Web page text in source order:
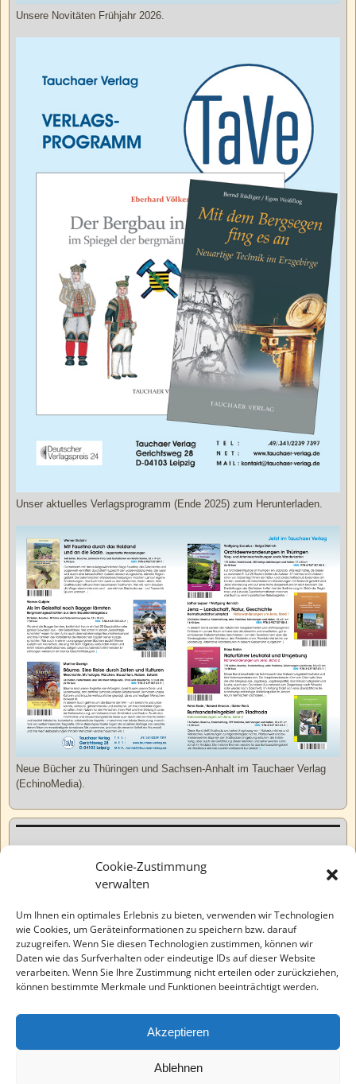
Cookie-Zustimmung
verwalten
Um Ihnen ein optimales Erlebnis zu bieten, verwenden wir Technologien
wie Cookies, um Geräteinformationen zu speichern bzw. darauf
zuzugreifen. Wenn Sie diesen Technologien zustimmen, können wir
Daten wie das Surfverhalten oder eindeutige IDs auf dieser Website
verarbeiten. Wenn Sie Ihre Zustimmung nicht erteilen oder zurückziehen,
können bestimmte Merkmale und Funktionen beeinträchtigt werden.
Akzeptieren
Ablehnen
Unsere Novitäten Frühjahr 2026.
Unser aktuelles Verlagsprogramm (Ende 2025) zum Herunterladen.
Neue Bücher zu Thüringen und Sachsen-Anhalt im Tauchaer Verlag
(EchinoMedia).
Varia